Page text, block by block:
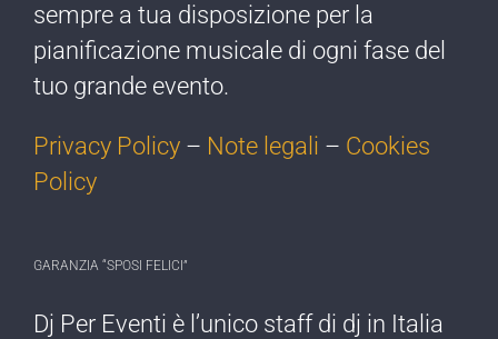
sempre a tua disposizione per la
pianificazione musicale di ogni fase del
tuo grande evento.
Privacy Policy – Note legali – Cookies
Policy
GARANZIA “SPOSI FELICI”
Dj Per Eventi è l’​unico staff di dj ​in Italia